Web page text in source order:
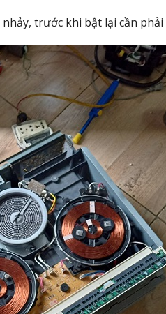
trước khi bật lại cần